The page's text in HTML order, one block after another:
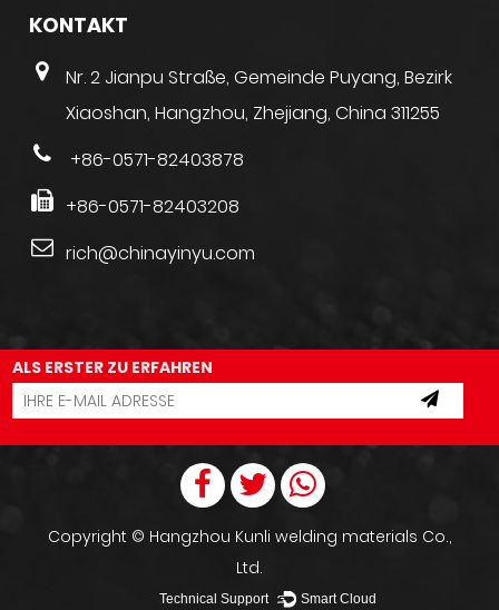
KONTAKT
Nr. 2 Jianpu Straße, Gemeinde Puyang, Bezirk
Xiaoshan, Hangzhou, Zhejiang, China 311255
+86-0571-82403878
+86-0571-82403208
rich@chinayinyu.com
ALS ERSTER ZU ERFAHREN
Copyright © Hangzhou Kunli welding materials Co.,
Ltd.
Technical Support ： Smart Cloud